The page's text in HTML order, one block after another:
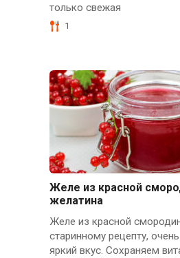
только свежая
1
Желе из красной
желатина
Желе из красной
старинному рецепту,
яркий вкус. Сохраняем